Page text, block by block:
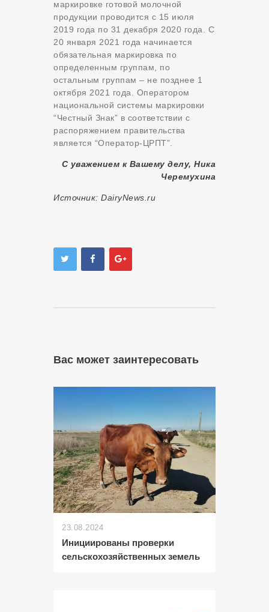
маркировке готовой молочной
продукции проводится с 15 июля
2019 года по 31 декабря 2020 года. С
20 января 2021 года начинается
обязательная маркировка по
определенным группам, по
остальным группам – не позднее 1
октября 2021 года. Оператором
национальной системы маркировки
“Честный Знак” в соответствии с
распоряжением правительства
является “Оператор-ЦРПТ”.
С уважением к Вашему делу, Ника
Черемухина
Источник: DairyNews.ru
Вас может заинтересовать
23.08.2024
Инициированы проверки
сельскохозяйственных земель